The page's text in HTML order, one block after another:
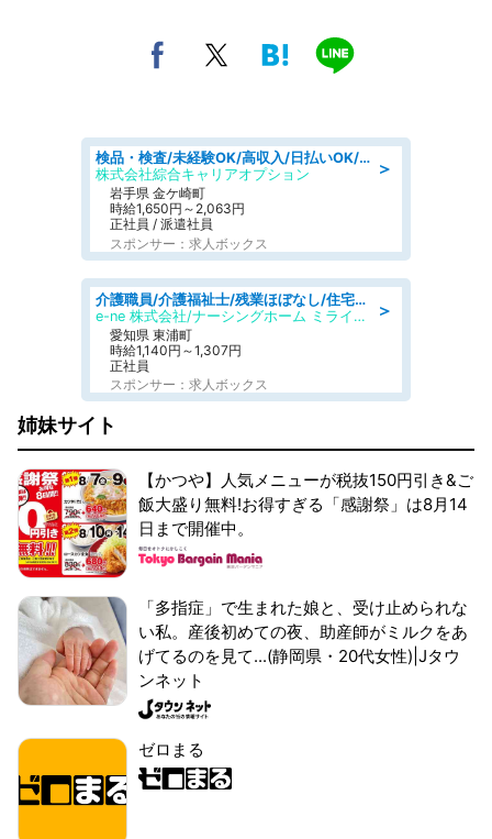
＞
検品・検査/未経験OK/高収入/日払いOK/交替制/20・30・40代活躍中
株式会社綜合キャリアオプション
岩手県 金ケ崎町
時給1,650円～2,063円
正社員 / 派遣社員
スポンサー：求人ボックス
＞
介護職員/介護福祉士/残業ほぼなし/住宅型有料老人ホームの介護職/夜勤専従
e-ne 株式会社/ナーシングホーム ミライエ東浦
愛知県 東浦町
時給1,140円～1,307円
正社員
スポンサー：求人ボックス
姉妹サイト
【かつや】人気メニューが税抜150円引き&ご
飯大盛り無料!お得すぎる「感謝祭」は8月14
日まで開催中。
「多指症」で生まれた娘と、受け止められな
い私。産後初めての夜、助産師がミルクをあ
げてるのを見て...(静岡県・20代女性)|Jタウ
ンネット
ゼロまる